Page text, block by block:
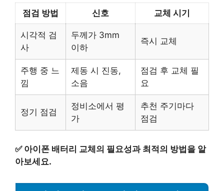
점검 방법 신호 교체 시기
시각적 검
사
두께가 3mm
이하
즉시 교체
주행 중 느
낌
제동 시 진동,
소음
점검 후 교체 필
요
정기 점검
정비소에서 평
가
추천 주기마다
점검
✅ 아이폰 배터리 교체의 필요성과 최적의 방법을 알
아보세요.